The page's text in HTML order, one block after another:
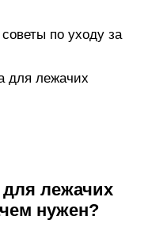
по уходу за
для лежачих
лежачих
нужен?